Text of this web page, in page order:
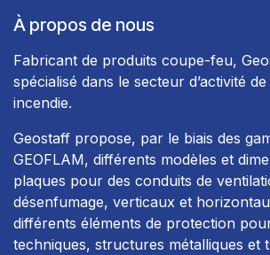
À propos de nous
Fabricant de produits coupe-feu,
spécialisé dans le secteur d’activité
incendie.
Geostaff propose, par le biais des
GEOFLAM, différents modèles et
plaques pour des conduits de
désenfumage, verticaux et
différents éléments de protection
techniques, structures métalliques et